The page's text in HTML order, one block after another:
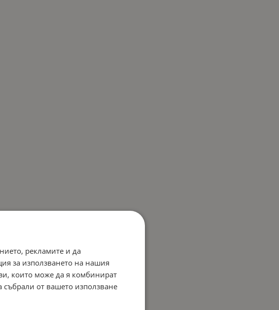
рекламите и да
за използването на нашия
които може да я комбинират
събрали от вашето използване